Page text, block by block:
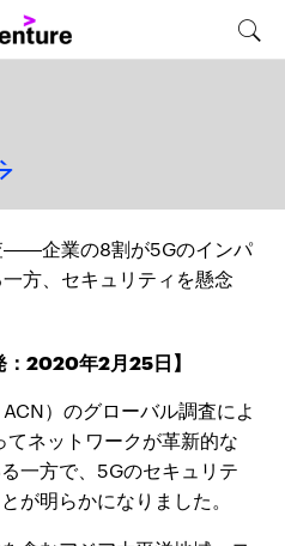
――企業の8割が5Gのインパ
方、セキュリティを懸念
：2020年2月25日】
）のグローバル調査によ
ネットワークが革新的な
一方で、5Gのセキュリテ
が明らかになりました。